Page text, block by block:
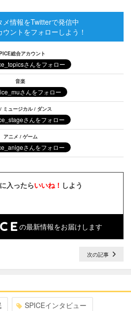
メ情報をTwitterで発信中
ントをフォローしよう！
総合アカウント
音楽
ミュージカル / ダンス
アニメ / ゲーム
入ったらいいね！ しよう
の最新情報をお届けします
次の記事
SPICEインタビュー